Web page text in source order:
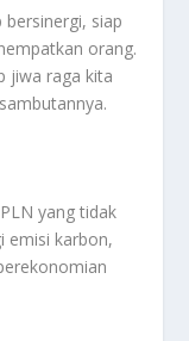
bersinergi, siap
orang.
jiwa raga kita
yang tidak
emisi karbon,